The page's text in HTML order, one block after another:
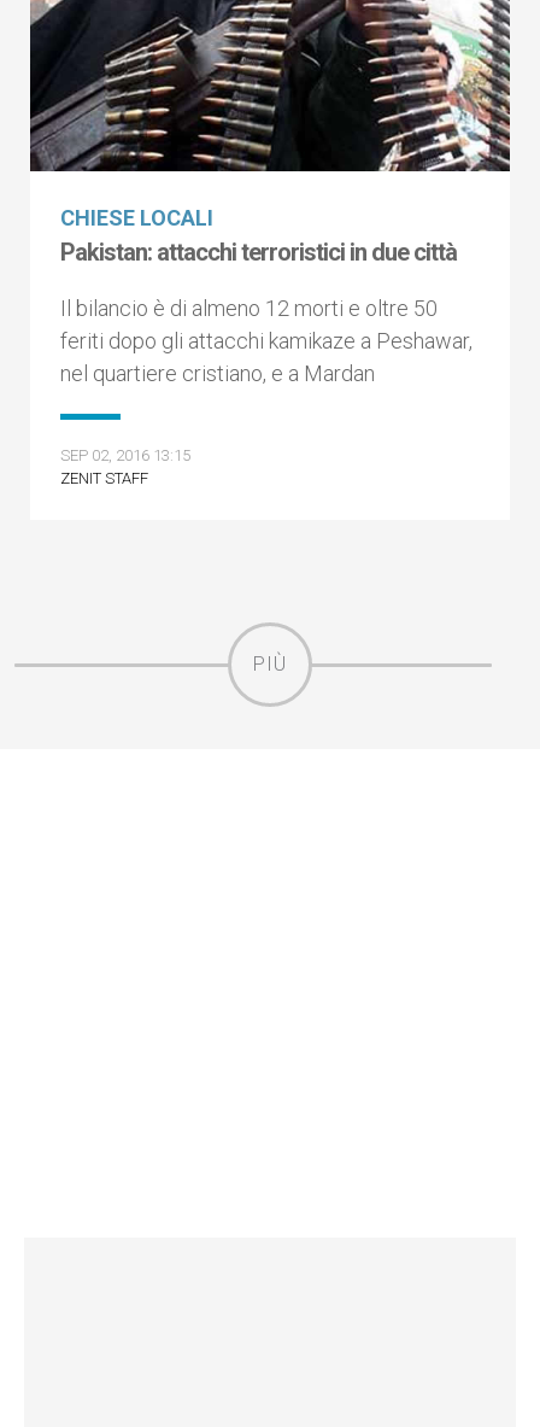
CHIESE LOCALI
Pakistan: attacchi terroristici in due città
Il bilancio è di almeno 12 morti e oltre 50
feriti dopo gli attacchi kamikaze a Peshawar,
nel quartiere cristiano, e a Mardan
SEP 02, 2016 13:15
ZENIT STAFF
PIÙ